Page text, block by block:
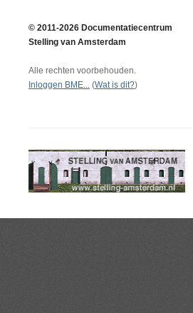
© 2011-2026 Documentatiecentrum
Stelling van Amsterdam
Alle rechten voorbehouden.
Inloggen BME... (Wat is dit?)